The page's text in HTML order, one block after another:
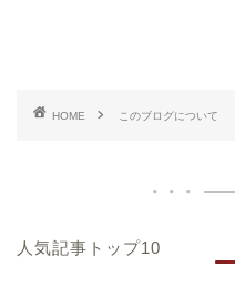
HOME このブログについて
人気記事トップ10